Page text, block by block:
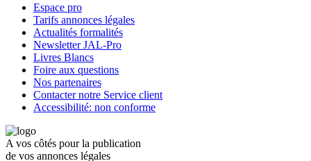
Espace pro
Tarifs annonces légales
Actualités formalités
Newsletter JAL-Pro
Livres Blancs
Foire aux questions
Nos partenaires
Contacter notre Service client
Accessibilité: non conforme
A vos côtés pour la publication
de vos annonces légales